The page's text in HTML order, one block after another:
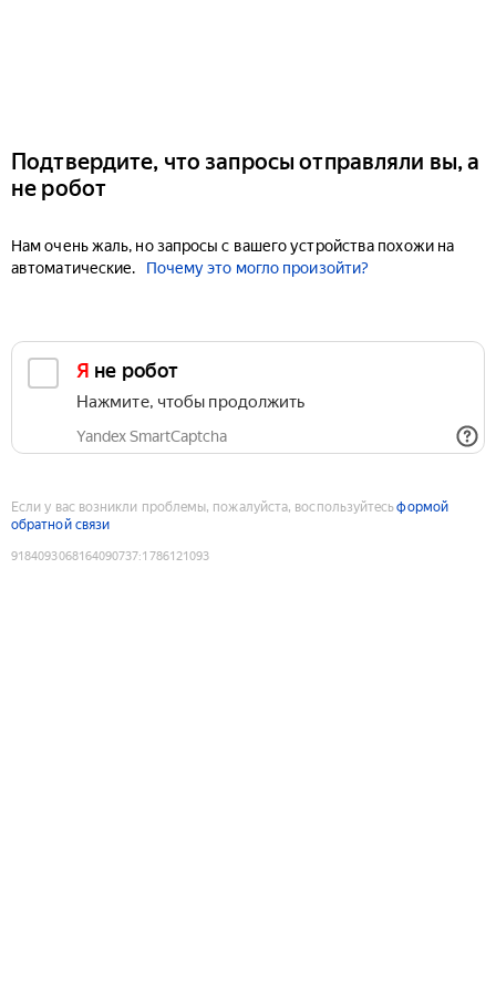
Подтвердите, что запросы отправляли вы, а
не робот
Нам очень жаль, но запросы с вашего устройства похожи на
автоматические.
Почему это могло произойти?
Я не робот
Нажмите, чтобы продолжить
Yandex SmartCaptcha
Если у вас возникли проблемы, пожалуйста, воспользуйтесьформой
обратной связи
9184093068164090737:1786121093